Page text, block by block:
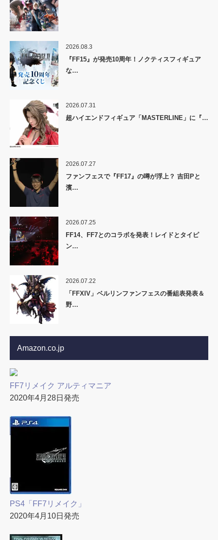
2026.08.3
『FF15』が発売10周年！ノクティスフィギュア
な…
2026.07.31
超ハイエンドフィギュア「MASTERLINE」に『…
2026.07.27
ファンフェスで『FF17』の噂が浮上？ 吉田Pと
濱…
2026.07.25
FF14、FF7とのコラボを発表！レイドとタイピ
ン…
2026.07.22
「FFXIV」ベルリンファンフェスの番組表発表＆
野…
Amazon.co.jp
FF7リメイク アルティマニア
2020年4月28日発売
PS4「FF7リメイク」
2020年4月10日発売